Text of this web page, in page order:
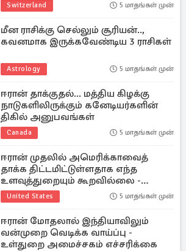
Switzerland 5 மாதங்கள் முன்
மீன ராசிக்கு செல்லும் சூரியன்..,
கவனமாக இருக்கவேண்டிய 3 ராசிகள்
Astrology 5 மாதங்கள் முன்
ஈரான் தாக்குதல்... மத்திய கிழக்கு
நாடுகளிலிருக்கும் கனேடியர்களின்
திகில் அனுபவங்கள்
Canada 5 மாதங்கள் முன்
ஈரான் முதலில் அமெரிக்காவைத்
தாக்க திட்டமிட்டுள்ளதாக எந்த
உளவுத்துறையும் கூறவில்லை -
பென்டகன்
United States 5 மாதங்கள் முன்
ஈரான் மோதலால் இந்தியாவிலும்
வன்முறை வெடிக்க வாய்ப்பு -
உள்துறை அமைச்சகம் எச்சரிக்கை